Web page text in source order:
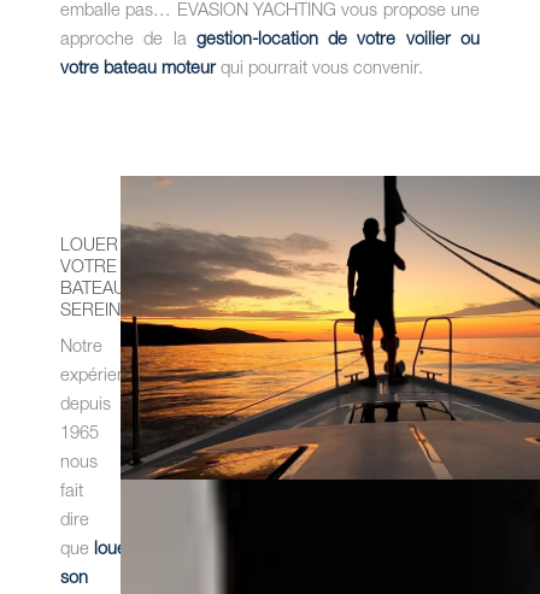
emballe pas… EVASION YACHTING vous propose une
approche de la gestion-location de votre voilierou
votre bateau moteurqui pourrait vous convenir.
LOUER
VOTRE
BATEAU
SEREINEMENT
Notre
expérience
depuis
1965
nous
fait
dire
que louer
son